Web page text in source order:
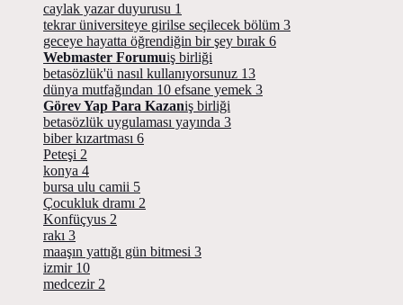
caylak yazar duyurusu 1
tekrar üniversiteye girilse seçilecek bölüm 3
geceye hayatta öğrendiğin bir şey bırak 6
Webmaster Forumuiş birliği
betasözlük'ü nasıl kullanıyorsunuz 13
dünya mutfağından 10 efsane yemek 3
Görev Yap Para Kazaniş birliği
betasözlük uygulaması yayında 3
biber kızartması 6
Peteşi 2
konya 4
bursa ulu camii 5
Çocukluk dramı 2
Konfüçyus 2
rakı 3
maaşın yattığı gün bitmesi 3
izmir 10
medcezir 2